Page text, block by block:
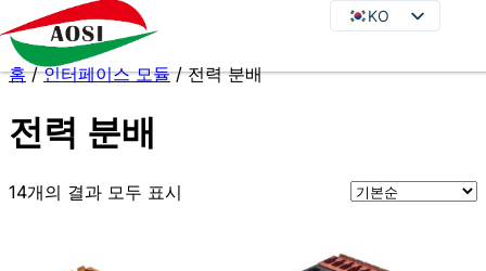
KO
KO
ES
IT
홈/인터페이스 모듈/ 전력 분배
전력 분배
14개의 결과 모두 표시